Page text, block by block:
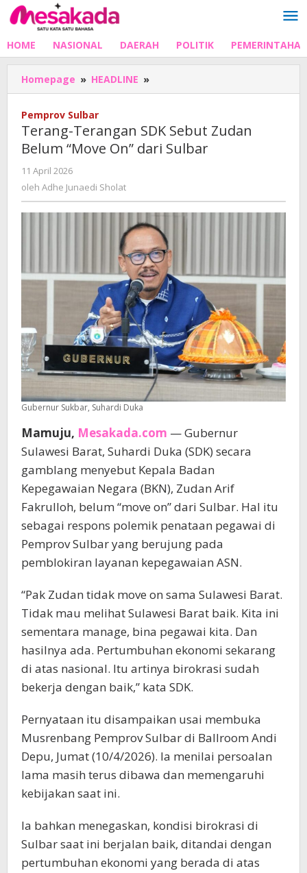
Lewati
ke
HOME NASIONAL DAERAH POLITIK
Homepage » HEADLINE »
Terangan
Zudan
Belum
Pemprov Sulbar
Terang-Terangan SDK Sebut Zudan
Belum “Move On” dari Sulbar
11 April 2026
Adhe
oleh Adhe Junaedi Sholat
Gubernur Sukbar, Suhardi Duka
Mamuju, Mesakada.com — Gubernur
Sulawesi Barat, Suhardi Duka (SDK) secara
gamblang menyebut Kepala Badan
Kepegawaian Negara (BKN), Zudan Arif
Fakrulloh, belum “move on” dari Sulbar. Hal itu
sebagai respons polemik penataan pegawai di
Pemprov Sulbar yang berujung pada
pemblokiran layanan kepegawaian ASN.
“Pak Zudan tidak move on sama Sulawesi Barat.
Tidak mau melihat Sulawesi Barat baik. Kita ini
sementara manage, bina pegawai kita. Dan
hasilnya ada. Pertumbuhan ekonomi sekarang
di atas nasional. Itu artinya birokrasi sudah
bekerja dengan baik,” kata SDK.
Pernyataan itu disampaikan usai membuka
Musrenbang Pemprov Sulbar di Ballroom Andi
Depu, Jumat (10/4/2026). Ia menilai persoalan
lama masih terus dibawa dan memengaruhi
kebijakan saat ini.
Ia bahkan menegaskan, kondisi birokrasi di
Sulbar saat ini berjalan baik, ditandai dengan
pertumbuhan ekonomi yang berada di atas